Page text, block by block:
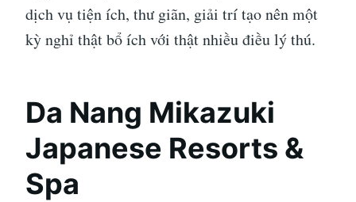
dịch vụ tiện ích, thư giãn, giải trí tạo nên một
kỳ nghỉ thật bổ ích với thật nhiều điều lý thú.
Da Nang Mikazuki
Japanese Resorts &
Spa